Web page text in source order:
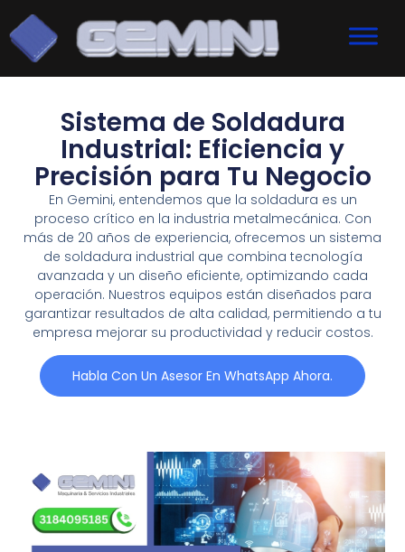
Sistema de Soldadura
Industrial: Eficiencia y
Precisión para Tu Negocio
En Gemini, entendemos que la soldadura es un
proceso crítico en la industria metalmecánica. Con
más de 20 años de experiencia, ofrecemos un sistema
de soldadura industrial que combina tecnología
avanzada y un diseño eficiente, optimizando cada
operación. Nuestros equipos están diseñados para
garantizar resultados de alta calidad, permitiendo a tu
empresa mejorar su productividad y reducir costos.
Habla Con Un Asesor En WhatsApp Ahora.